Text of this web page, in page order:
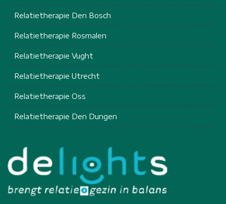
Relatietherapie Den Bosch
Relatietherapie Rosmalen
Relatietherapie Vught
Relatietherapie Utrecht
Relatietherapie Oss
Relatietherapie Den Dungen